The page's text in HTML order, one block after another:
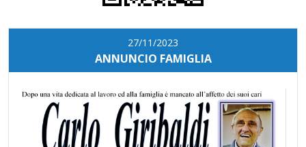
27/11/2023
ANNUNCIO FAMIGLIA